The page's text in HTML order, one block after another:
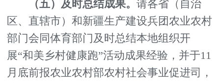
（五）及时总结成果。请各省（自治
区、直辖市）和新疆生产建设兵团农业农村
部门会同体育部门及时总结本地组织开
展“和美乡村健康跑”活动成果经验，并于11
月底前报农业农村部农村社会事业促进司，